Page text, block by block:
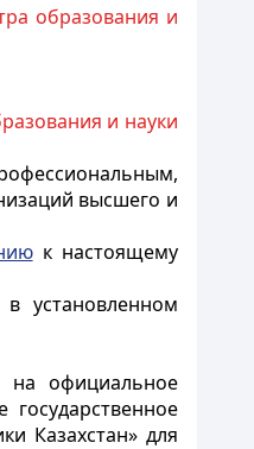
образования и
и науки
высшего и
к настоящему
установленном
на официальное
Казахстан» для